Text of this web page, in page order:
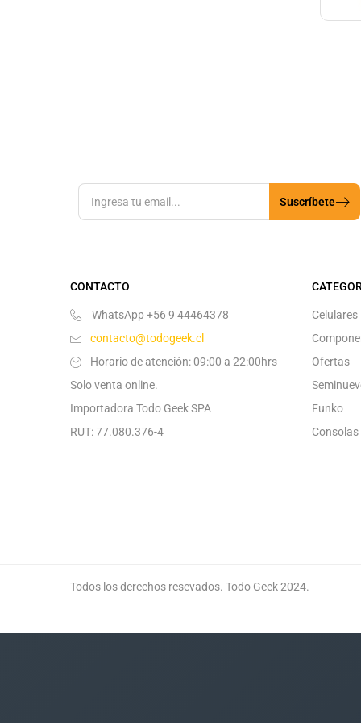
Suscríbete
CONTACTO
WhatsApp +56 9 44464378
contacto@todogeek.cl
Horario de atención: 09:00 a 22:00hrs
Solo venta online.
Importadora Todo Geek SPA
RUT: 77.080.376-4
Celulares
Ofertas
Funko
Consolas
Todos los derechos resevados. Todo Geek 2024.